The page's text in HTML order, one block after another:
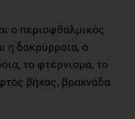
ο περιοφθαλμικός
η δακρύρροια, ο
το φτέρνισμα, το
βήχας, βραχνάδα